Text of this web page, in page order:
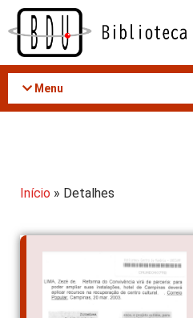
Acessar
conteúdo
Menu
Início » Detalhes